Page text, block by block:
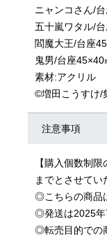
ニャンコさん/
五十嵐ワタル/
閻魔大王/台座
鬼男/台座
素材:アクリル
©増田こうすけ/
注意事項
【購入個数制
までとさせてい
◎こちらの商品
◎発送は2025年
◎転売目的での